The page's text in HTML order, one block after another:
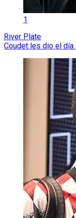
1
River Plate
Coudet les dio el